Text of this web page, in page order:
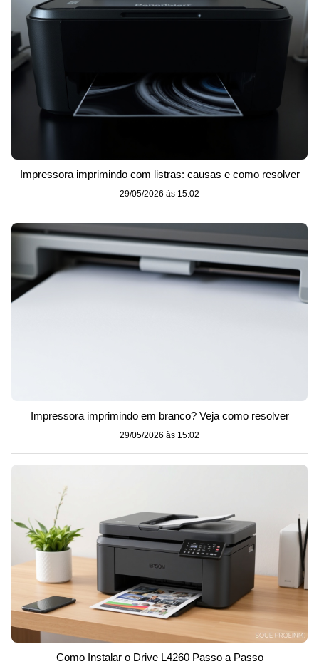
Impressora imprimindo com listras: causas e como resolver
29/05/2026 às 15:02
Impressora imprimindo em branco? Veja como resolver
29/05/2026 às 15:02
Como Instalar o Drive L4260 Passo a Passo